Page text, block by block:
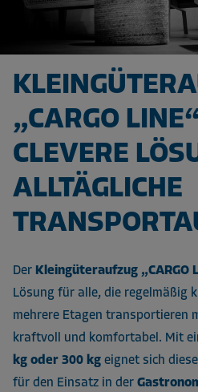
„CARGO
CLEVERE
ALLTÄGLICHE
Der Kleingüteraufzug „CARGO
Lösung für alle, die regelmäßig
mehrere Etagen transportieren
kraftvoll und komfortabel. Mit
kg oder 300 kgeignet sich
für den Einsatz in der